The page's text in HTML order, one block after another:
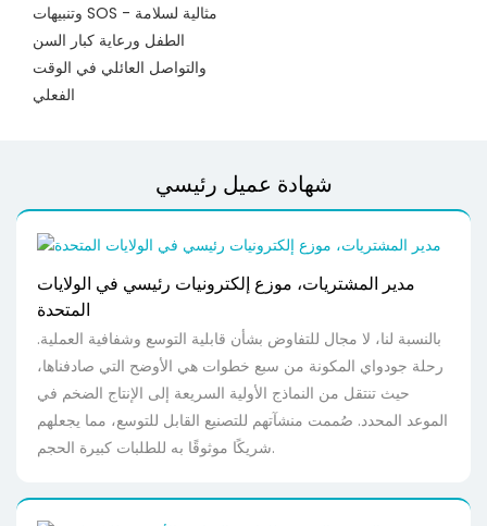
وتنبيهات SOS - مثالية لسلامة
الطفل ورعاية كبار السن
والتواصل العائلي في الوقت
الفعلي
شهادة عميل رئيسي
مدير المشتريات، موزع إلكترونيات رئيسي في الولايات
المتحدة
بالنسبة لنا، لا مجال للتفاوض بشأن قابلية التوسع وشفافية العملية.
رحلة جودواي المكونة من سبع خطوات هي الأوضح التي صادفناها،
حيث تنتقل من النماذج الأولية السريعة إلى الإنتاج الضخم في
الموعد المحدد. صُممت منشآتهم للتصنيع القابل للتوسع، مما يجعلهم
شريكًا موثوقًا به للطلبات كبيرة الحجم.